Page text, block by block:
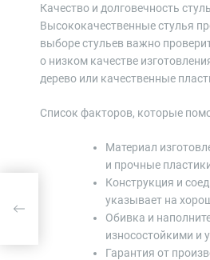
Качество и долговечность
Высококачественные стулья
выборе стульев важно
о низком качестве
дерево или качественные
Список факторов, которые
Материал
и прочные
Конструкция и
указывает на
Обивка и
износостойкими и
Гарантия от